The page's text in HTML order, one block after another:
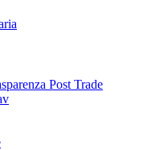
Post Trade